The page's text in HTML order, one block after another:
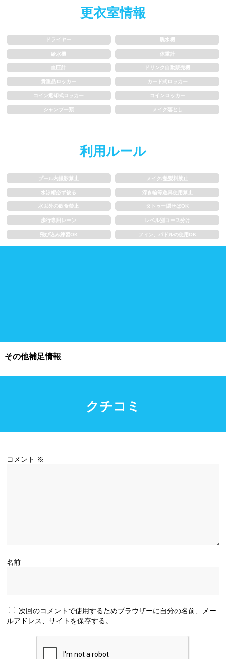
更衣室情報
ドライヤー 脱水機
給水機 体重計
血圧計 ドリンク自動販売機
貴重品ロッカー カード式ロッカー
コイン返却式ロッカー コインロッカー
シャンプー類 メイク落とし
利用ルール
プール内撮影禁止 メイク/整髪料禁止
水泳帽必ず被る 浮き輪等遊具使用禁止
水以外の飲食禁止 タトゥー隠せばOK
歩行専用レーン レベル別コース分け
飛び込み練習OK フィン、パドルの使用OK
その他補足情報
クチコミ
コメント ※
名前
次回のコメントで使用するためブラウザーに自分の名前、メー
ルアドレス、サイトを保存する。
飛び込み練習OK フィン、パドルの使用OK
スクール
子供向け水泳教室 大人向け水泳教室
バスタオル
浮き輪類 水泳帽、ゴーグル
施設利用
プール情報募集中